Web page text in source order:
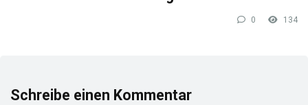
0 134
Schreibe einen Kommentar